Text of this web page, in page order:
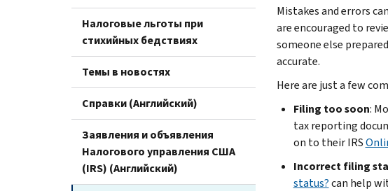
Налоговые льготы при
стихийных бедствиях
Темы в новостях
Справки (Английский)
Заявления и объявления
Налогового управления США
(IRS) (Английский)
Mistakes and errors
are encouraged to
someone else
accurate.
Here are just a few
Filing too soon:
tax reporting
on to their IRS
Incorrect filing
status?can help